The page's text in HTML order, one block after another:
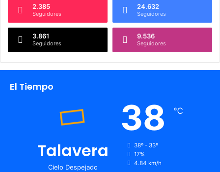
a
2.385
Seguidores
24.632
Seguidores
3.861
Seguidores
9.536
Seguidores
El Tiempo
Talavera
Cielo Despejado
38 ℃
38º - 33º
17%
4.84 km/h